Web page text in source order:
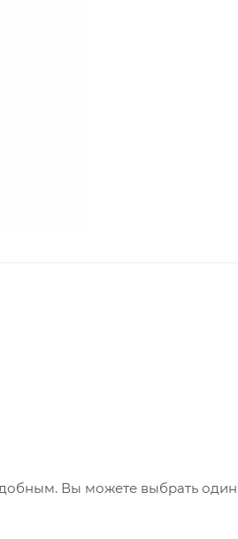
Вы можете выбрать